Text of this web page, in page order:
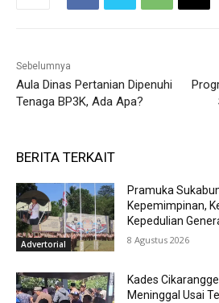
Sebelumnya
Aula Dinas Pertanian Dipenuhi
Tenaga BP3K, Ada Apa?
BERITA TERKAIT
Advertorial
Pramuka
Kepemimpinan,
Kepedulian
8 Agustus 2026
Kades
Meninggal Usai